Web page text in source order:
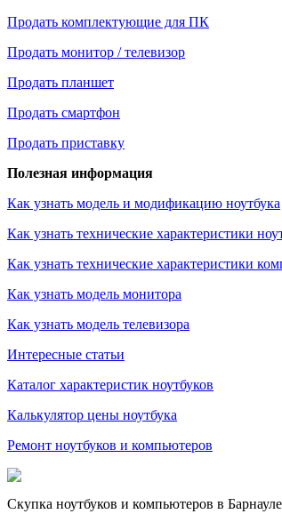
Продать комплектующие для ПК
Продать монитор / телевизор
Продать планшет
Продать смартфон
Продать приставку
Полезная информация
Как узнать модель и модификацию ноутбука
Как узнать технические характеристики
Как узнать технические характеристики
Как узнать модель монитора
Как узнать модель телевизора
Интересные статьи
Каталог характеристик ноутбуков
Калькулятор цены ноутбука
Ремонт ноутбуков и компьютеров
Скупка ноутбуков и компьютеров в